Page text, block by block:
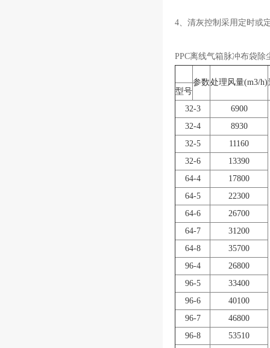
4、清灰控制采用定时或
PPC离线气箱脉冲布袋除
参数处理风量(m3/h)
型号
32-3
6900
32-4
8930
32-5
11160
32-6
13390
64-4
17800
64-5
22300
64-6
26700
64-7
31200
64-8
35700
96-4
26800
96-5
33400
96-6
40100
96-7
46800
96-8
53510